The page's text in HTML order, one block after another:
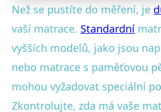
Než se pustíte do měření, je
vaší matrace. Standardní
vyšších modelů, jako jsou
nebo matrace s paměťovou
mohou vyžadovat speciální
Zkontrolujte, zda má vaše